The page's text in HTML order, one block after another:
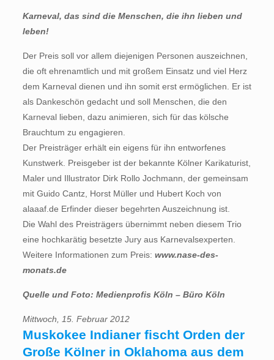
Karneval, das sind die Menschen, die ihn lieben und
leben!
Der Preis soll vor allem diejenigen Personen auszeichnen,
die oft ehrenamtlich und mit großem Einsatz und viel Herz
dem Karneval dienen und ihn somit erst ermöglichen. Er ist
als Dankeschön gedacht und soll Menschen, die den
Karneval lieben, dazu animieren, sich für das kölsche
Brauchtum zu engagieren.
Der Preisträger erhält ein eigens für ihn entworfenes
Kunstwerk. Preisgeber ist der bekannte Kölner Karikaturist,
Maler und Illustrator Dirk Rollo Jochmann, der gemeinsam
mit Guido Cantz, Horst Müller und Hubert Koch von
alaaaf.de Erfinder dieser begehrten Auszeichnung ist.
Die Wahl des Preisträgers übernimmt neben diesem Trio
eine hochkarätig besetzte Jury aus Karnevalsexperten.
Weitere Informationen zum Preis: www.nase-des-
monats.de
Quelle und Foto: Medienprofis Köln – Büro Köln
Mittwoch, 15. Februar 2012
Muskokee Indianer fischt Orden der
Große Kölner in Oklahoma aus dem